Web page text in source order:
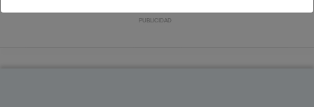
PUBLICIDAD